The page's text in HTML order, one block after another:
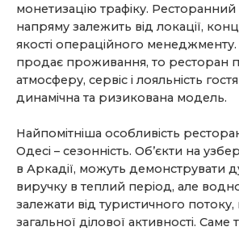
монетизацію трафіку. Ресторанний
напряму залежить від локації,
якості операційного
продає проживання, то ресторан
атмосферу, сервіс і лояльність
динамічна та ризикована модель.
Найпомітніша особливість
Одесі – сезонність. Об’єкти на
в Аркадії, можуть демонструвати
виручку в теплий період, але
залежати від туристичного потоку,
загальної ділової активності.